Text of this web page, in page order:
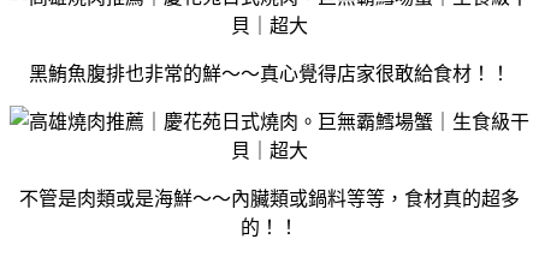
黑鮪魚腹排也非常的鮮～～真心覺得店家很敢給食材！！
不管是肉類或是海鮮～～內臟類或鍋料等等，食材真的超多
的！！